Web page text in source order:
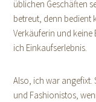
üblichen Geschäften
betreut, denn bedient
Verkäuferin und keine
ich Einkaufserlebnis.
Also, ich war
und Fashionistos,